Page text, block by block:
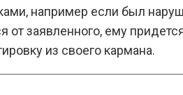
например если был
от заявленного, ему
из своего кармана.